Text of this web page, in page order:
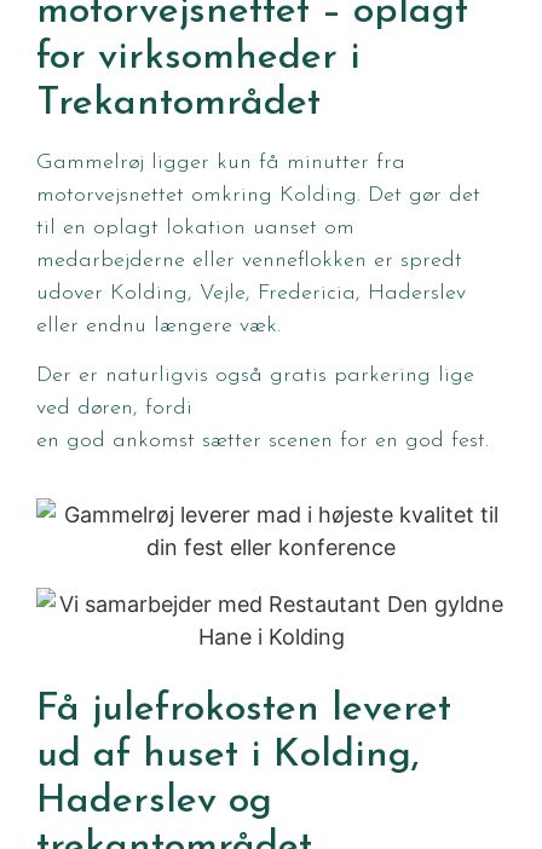
motorvejsnettet – oplagt
for virksomheder i
Trekantområdet
Gammelrøj ligger kun få minutter fra
motorvejsnettet omkring Kolding. Det gør det
til en oplagt lokation uanset om
medarbejderne eller venneflokken er spredt
udover Kolding, Vejle, Fredericia, Haderslev
eller endnu længere væk.
Der er naturligvis også gratis parkering lige
ved døren, fordi
en god ankomst sætter scenen for en god fest.
Få julefrokosten leveret
ud af huset i Kolding,
Haderslev og